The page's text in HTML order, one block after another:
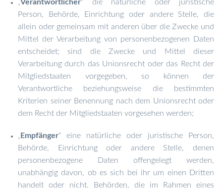
„Verantwortlicher“ die natürliche oder juristische
Person, Behörde, Einrichtung oder andere Stelle, die
allein oder gemeinsam mit anderen über die Zwecke und
Mittel der Verarbeitung von personenbezogenen Daten
entscheidet; sind die Zwecke und Mittel dieser
Verarbeitung durch das Unionsrecht oder das Recht der
Mitgliedstaaten vorgegeben, so können der
Verantwortliche beziehungsweise die bestimmten
Kriterien seiner Benennung nach dem Unionsrecht oder
dem Recht der Mitgliedstaaten vorgesehen werden;
„ Empfänger“ eine natürliche oder juristische Person,
Behörde, Einrichtung oder andere Stelle, denen
personenbezogene Daten offengelegt werden,
unabhängig davon, ob es sich bei ihr um einen Dritten
handelt oder nicht. Behörden, die im Rahmen eines